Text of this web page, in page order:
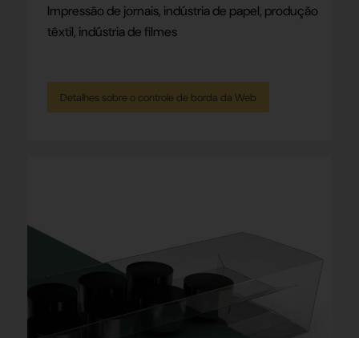
Impressão de jornais, indústria de papel, produção
têxtil, indústria de filmes
Detalhes sobre o controle de borda da Web